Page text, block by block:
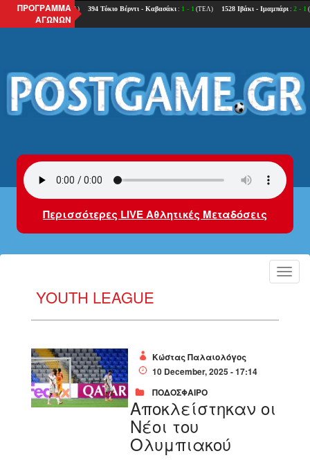
ΠΡΟΓΡΑΜΜΑ
ΑΓΩΝΩΝ
Περισσότερες LIVE Αθλητικές Μεταδόσεις
YOUTH LEAGUE
Κώστας Παλαιολόγος
10 December, 2025 - 17:14
ΠΟΔΟΣΦΑΙΡΟ
Αποκλείστηκαν οι
Νέοι του
Ολυμπιακού